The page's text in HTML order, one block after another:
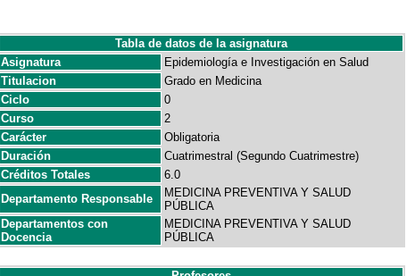
Tabla de datos de la asignatura
Asignatura
Epidemiología e Investigación en Salud
Titulacion
Grado en Medicina
Ciclo
0
Curso
2
Carácter
Obligatoria
Duración
Cuatrimestral (Segundo Cuatrimestre)
Créditos Totales
6.0
Departamento Responsable
MEDICINA PREVENTIVA Y SALUD
PÚBLICA
Departamentos con
Docencia
MEDICINA PREVENTIVA Y SALUD
PÚBLICA